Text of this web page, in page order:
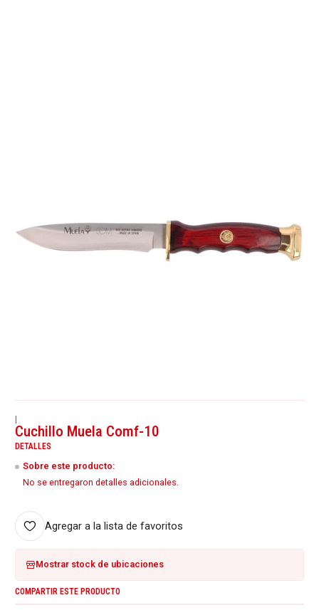
|
Cuchillo Muela Comf-10
DETALLES
Sobre este producto:
No se entregaron detalles adicionales.
Agregar a la lista de favoritos
Mostrar stock de ubicaciones
COMPARTIR ESTE PRODUCTO